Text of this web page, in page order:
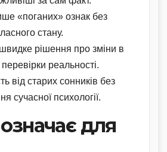
«поганих» ознак без
стану.
рішення про зміни в
перевірки реальності.
від старих сонників без
сучасної психології.
для